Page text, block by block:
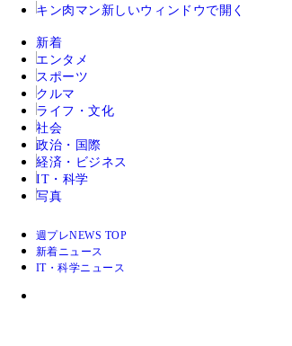
キン肉マン 新しいウィンドウで開く
新着
エンタメ
スポーツ
クルマ
ライフ・文化
社会
政治・国際
経済・ビジネス
IT・科学
写真
週プレNEWS TOP
新着ニュース
IT・科学ニュース